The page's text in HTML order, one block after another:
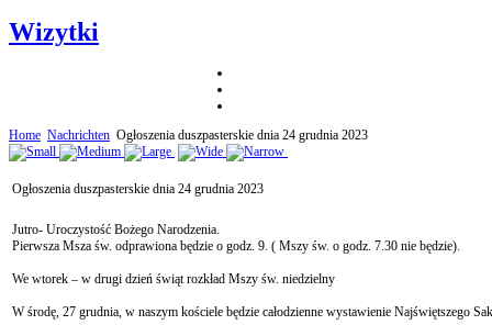
Wizytki
Home Nachrichten Ogłoszenia duszpasterskie dnia 24 grudnia 2023
Ogłoszenia duszpasterskie dnia 24 grudnia 2023
Jutro- Uroczystość Bożego Narodzenia.
Pierwsza Msza św. odprawiona będzie o godz. 9. ( Mszy św. o godz. 7.30 nie będzie).
We wtorek – w drugi dzień świąt rozkład Mszy św. niedzielny
W środę, 27 grudnia, w naszym kościele będzie całodzienne wystawienie Najświętszego